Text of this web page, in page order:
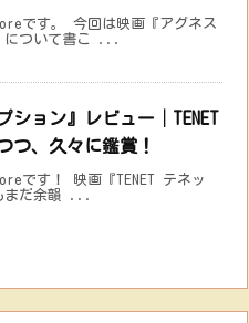
です。 今回は映画『アグネス
について書こ ...
ション』レビュー│TENET
つ、久々に鑑賞！
です！ 映画『TENET テネッ
まだ余韻 ...